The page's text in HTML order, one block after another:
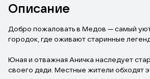
Описание
Добро пожаловать в Медов — самый
городок, где оживают старинные
Юная и отважная Аничка наследует
своего дяди. Местные жители обходят